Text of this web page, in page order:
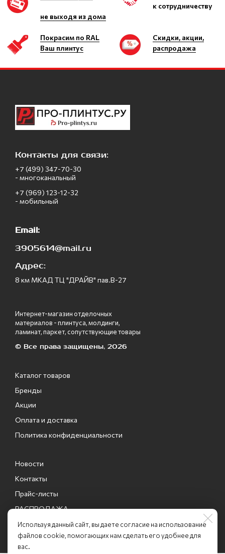
не выходя из дома
к сотрудничеству
Покрасим по RAL
Ваш плинтус
Скидки, акции,
распродажа
Используя данный сайт, вы даете согласие на использование
файлов cookie, помогающих нам сделать его удобнее для
вас.
Контакты для связи:
+7 (499) 347-70-30
- многоканальный
+7 (969) 123-12-32
- мобильный
Email:
3905614@mail.ru
Адрес:
8 км МКАД ТЦ "ДРАЙВ" пав.В-27
Интернет-магазин отделочных
материалов - плинтуса, молдинги,
ламинат, паркет, сопутствующие товары
© Все права защищены, 2026
Каталог товаров
Бренды
Акции
Оплата и доставка
Политика конфиденциальности
Новости
Контакты
Прайс-листы
РАСПРОДАЖА
Промо-коды